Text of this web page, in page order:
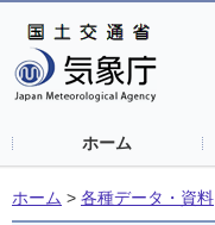
ホーム
ホーム > 各種データ・資料